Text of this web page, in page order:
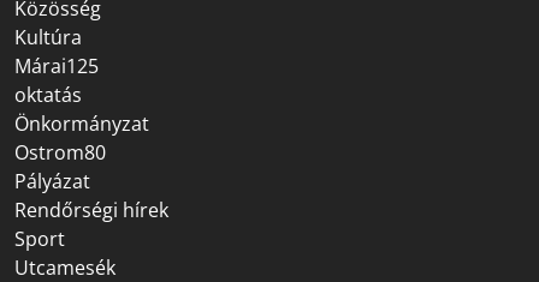
Közösség
Kultúra
Márai125
oktatás
Önkormányzat
Ostrom80
Pályázat
Rendőrségi hírek
Sport
Utcamesék